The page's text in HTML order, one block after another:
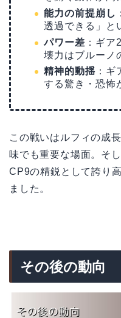
能力の前提崩し
透過できる」と
パワー差 ：ギ
壊力はブルーノ
精神的動揺 ：
する驚き・恐怖
この戦いはルフィの成
味でも重要な場面。そ
CP9の精鋭として誇り
ました。
その後の動向